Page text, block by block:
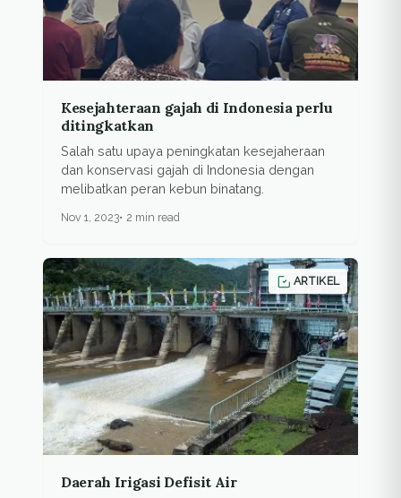
Kesejahteraan gajah di Indonesia perlu
ditingkatkan
Salah satu upaya peningkatan kesejaheraan
dan konservasi gajah di Indonesia dengan
melibatkan peran kebun binatang.
Nov 1, 2023 2 min read
ARTIKEL
Daerah Irigasi Defisit Air